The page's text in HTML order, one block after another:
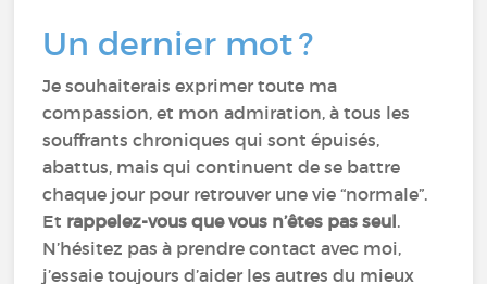
Un dernier mot ?
Je souhaiterais exprimer toute ma
compassion, et mon admiration, à tous les
souffrants chroniques qui sont épuisés,
abattus, mais qui continuent de se battre
chaque jour pour retrouver une vie “normale”.
Et rappelez-vous que vous n’êtes pas seul.
N’hésitez pas à prendre contact avec moi,
j’essaie toujours d’aider les autres du mieux